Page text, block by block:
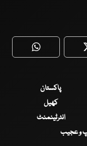
WhatsApp
پاکستان
کھیل
انٹرٹینمنٹ
و عجیب